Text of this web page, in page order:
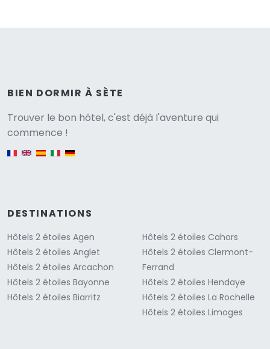
BIEN DORMIR À SÈTE
Trouver le bon hôtel, c'est déjà l'aventure qui
commence !
DESTINATIONS
Hôtels 2 étoiles Agen
Hôtels 2 étoiles Anglet
Hôtels 2 étoiles Arcachon
Hôtels 2 étoiles Bayonne
Hôtels 2 étoiles Biarritz
Hôtels 2 étoiles Cahors
Hôtels 2 étoiles Clermont-
Ferrand
Hôtels 2 étoiles Hendaye
Hôtels 2 étoiles La Rochelle
Hôtels 2 étoiles Limoges